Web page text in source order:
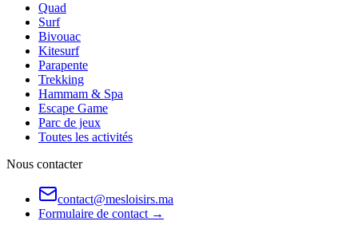
Quad
Surf
Bivouac
Kitesurf
Parapente
Trekking
Hammam & Spa
Escape Game
Parc de jeux
Toutes les activités
Nous contacter
contact@mesloisirs.ma
Formulaire de contact →